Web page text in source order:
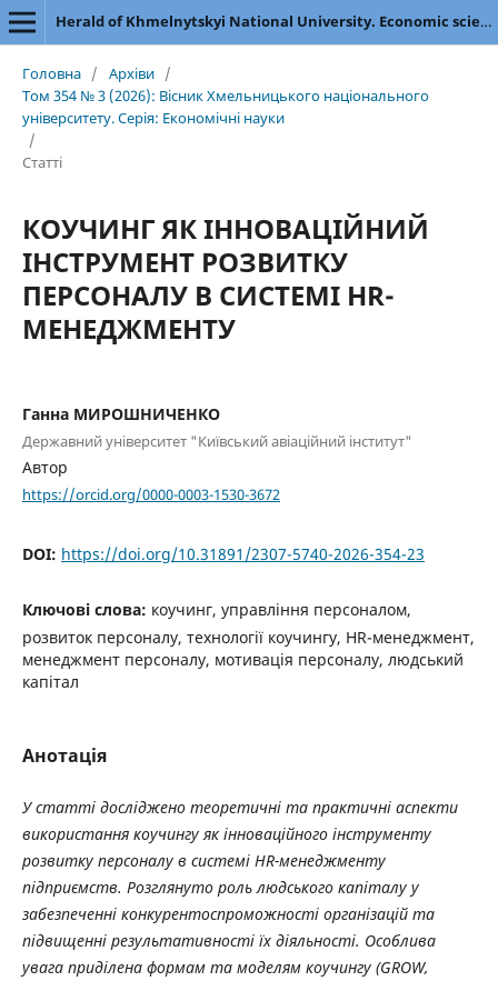
Herald of Khmelnytskyi National University. Economic sciences
Головна / Архіви /
Том 354 № 3 (2026): Вісник Хмельницького національного
університету. Серія: Економічні науки
/
Статті
КОУЧИНГ ЯК ІННОВАЦІЙНИЙ
ІНСТРУМЕНТ РОЗВИТКУ
ПЕРСОНАЛУ В СИСТЕМІ HR-
МЕНЕДЖМЕНТУ
Ганна МИРОШНИЧЕНКО
Державний університет "Київський авіаційний інститут"
Автор
https://orcid.org/0000-0003-1530-3672
DOI: https://doi.org/10.31891/2307-5740-2026-354-23
Ключові слова: коучинг, управління персоналом,
розвиток персоналу, технології коучингу, HR-менеджмент,
менеджмент персоналу, мотивація персоналу, людський
капітал
Анотація
У статті досліджено теоретичні та практичні аспекти
використання коучингу як інноваційного інструменту
розвитку персоналу в системі HR-менеджменту
підприємств. Розглянуто роль людського капіталу у
забезпеченні конкурентоспроможності організацій та
підвищенні результативності їх діяльності. Особлива
увага приділена формам та моделям коучингу (GROW,